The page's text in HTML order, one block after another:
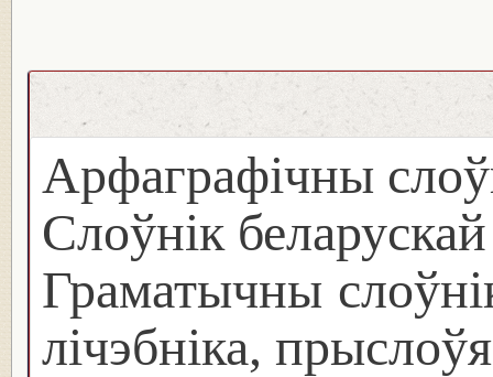
Арфаграфічны
Слоўнік
Граматычны
лічэбніка, прыслоўя